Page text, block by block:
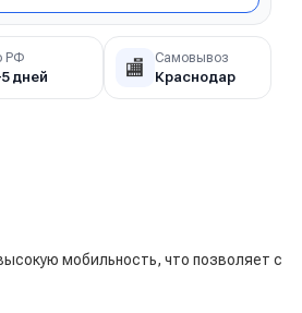
РФ
дней 🏬 Самовывоз
Краснодар
мобильность, что позволяет с